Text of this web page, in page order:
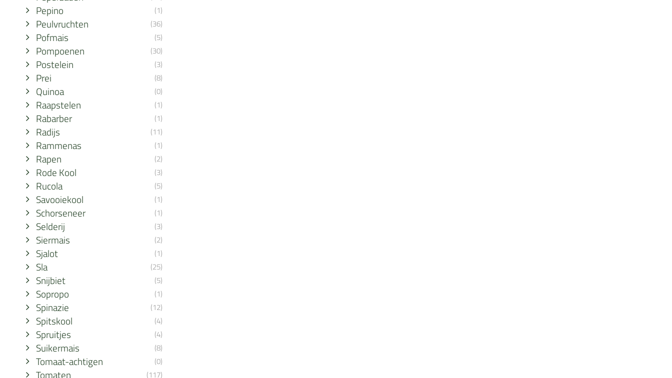
Pepino (1)
Peulvruchten (36)
Pofmais (5)
Pompoenen (30)
Postelein (3)
Prei (8)
Quinoa (0)
Raapstelen (1)
Rabarber (1)
Radijs (11)
Rammenas (1)
Rapen (2)
Rode Kool (3)
Rucola (5)
Savooiekool (1)
Schorseneer (1)
Selderij (3)
Siermais (2)
Sjalot (1)
Sla (25)
Snijbiet (5)
Sopropo (1)
Spinazie (12)
Spitskool (4)
Spruitjes (4)
Suikermais (8)
Tomaat-achtigen (0)
Tomaten (117)